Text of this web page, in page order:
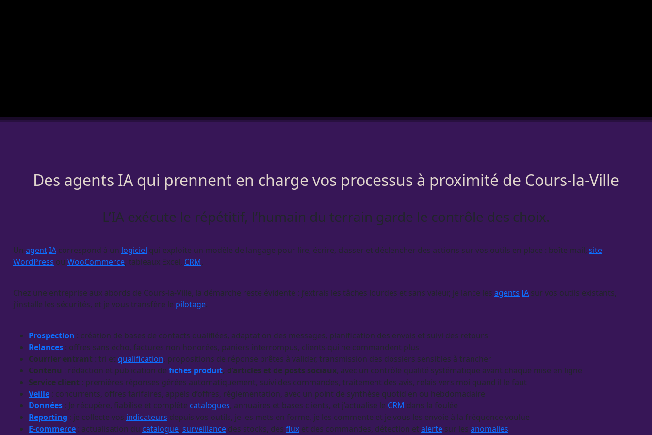
Des agents IA qui prennent en charge vos processus à proximité de Cours-la-Ville
L’IA exécute le répétitif, l’humain du terrain garde le contrôle des choix.
Un agentIA correspond à un logiciel qui exploite un modèle de langage pour lire, écrire, classer et déclencher des actions sur vos outils en place : boîte mail, site
WordPress ou WooCommerce, tableaux Excel, CRM.
Chez une entreprise aux abords de Cours-la-Ville, la démarche reste évidente : j’extrais les tâches lourdes et sans valeur, je lance les agents IA sur vos outils existants,
j’installe les sécurités, et je vous transfère le pilotage.
Prospection : création de bases de contacts qualifiées, adaptation des messages, planification des envois et suivi des retours
Relances : offres sans écho, factures non honorées, paniers interrompus, clients qui ne commandent plus
Courrier entrant : tri et qualification, propositions de réponse prêtes à valider, transmission des dossiers sensibles à trancher
Contenu : rédaction et publication de fiches produit, d’articles et de posts sociaux, avec un contrôle qualité systématique avant chaque mise en ligne
Service client : premières réponses gérées automatiquement, suivi des commandes, traitement des avis, relais vers moi quand il le faut
Veille : concurrents, offres tarifaires, appels d’offres, réglementation, avec un point de synthèse quotidien ou hebdomadaire
Données : Je récupère, fiabilise et complète catalogues, annuaires et bases clients, et j’actualise le CRM dans la foulée
Reporting : je collecte vos indicateurs depuis vos outils, je les mets en forme, je les commente et je vous les envoie à la fréquence voulue
E-commerce : actualisation du catalogue, surveillance des stocks, des flux et des commandes, détection et alerte sur les anomalies